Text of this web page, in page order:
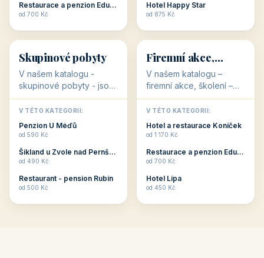
Restaurace a penzion Eduard
od 700 Kč
Hotel Happy Star
od 875 Kč
👥
👥
32 objektů
Skupinové pobyty
V našem katalogu -
skupinové pobyty - jsou
pro Vás připraveny
objekty, které nabízí
ubytování skupin v
penzionech, hotelích a
Budete překva...
V TÉTO KATEGORII:
Penzion U Méďů
od 590 Kč
Šikland u Zvole nad Pernštejnem
od 490 Kč
Restaurant - pension Rubín
od 500 Kč
💼
💼
31 objektů
Firemní akce,
školení
V našem katalogu –
firemní akce, školení –
jsou pro Vás připraveny
objekty, které mají
zkušenosti pořádat i
menší firemní akce a
ob...
V TÉTO KATEGORII:
Hotel a restaurace Koníček
od 1 170 Kč
Restaurace a penzion Eduard
od 700 Kč
Hotel Lípa
od 450 Kč